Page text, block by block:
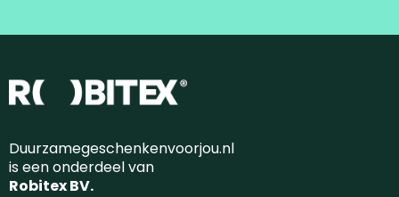
Duurzamegeschenkenvoorjou.nl
is een onderdeel van
Robitex BV.